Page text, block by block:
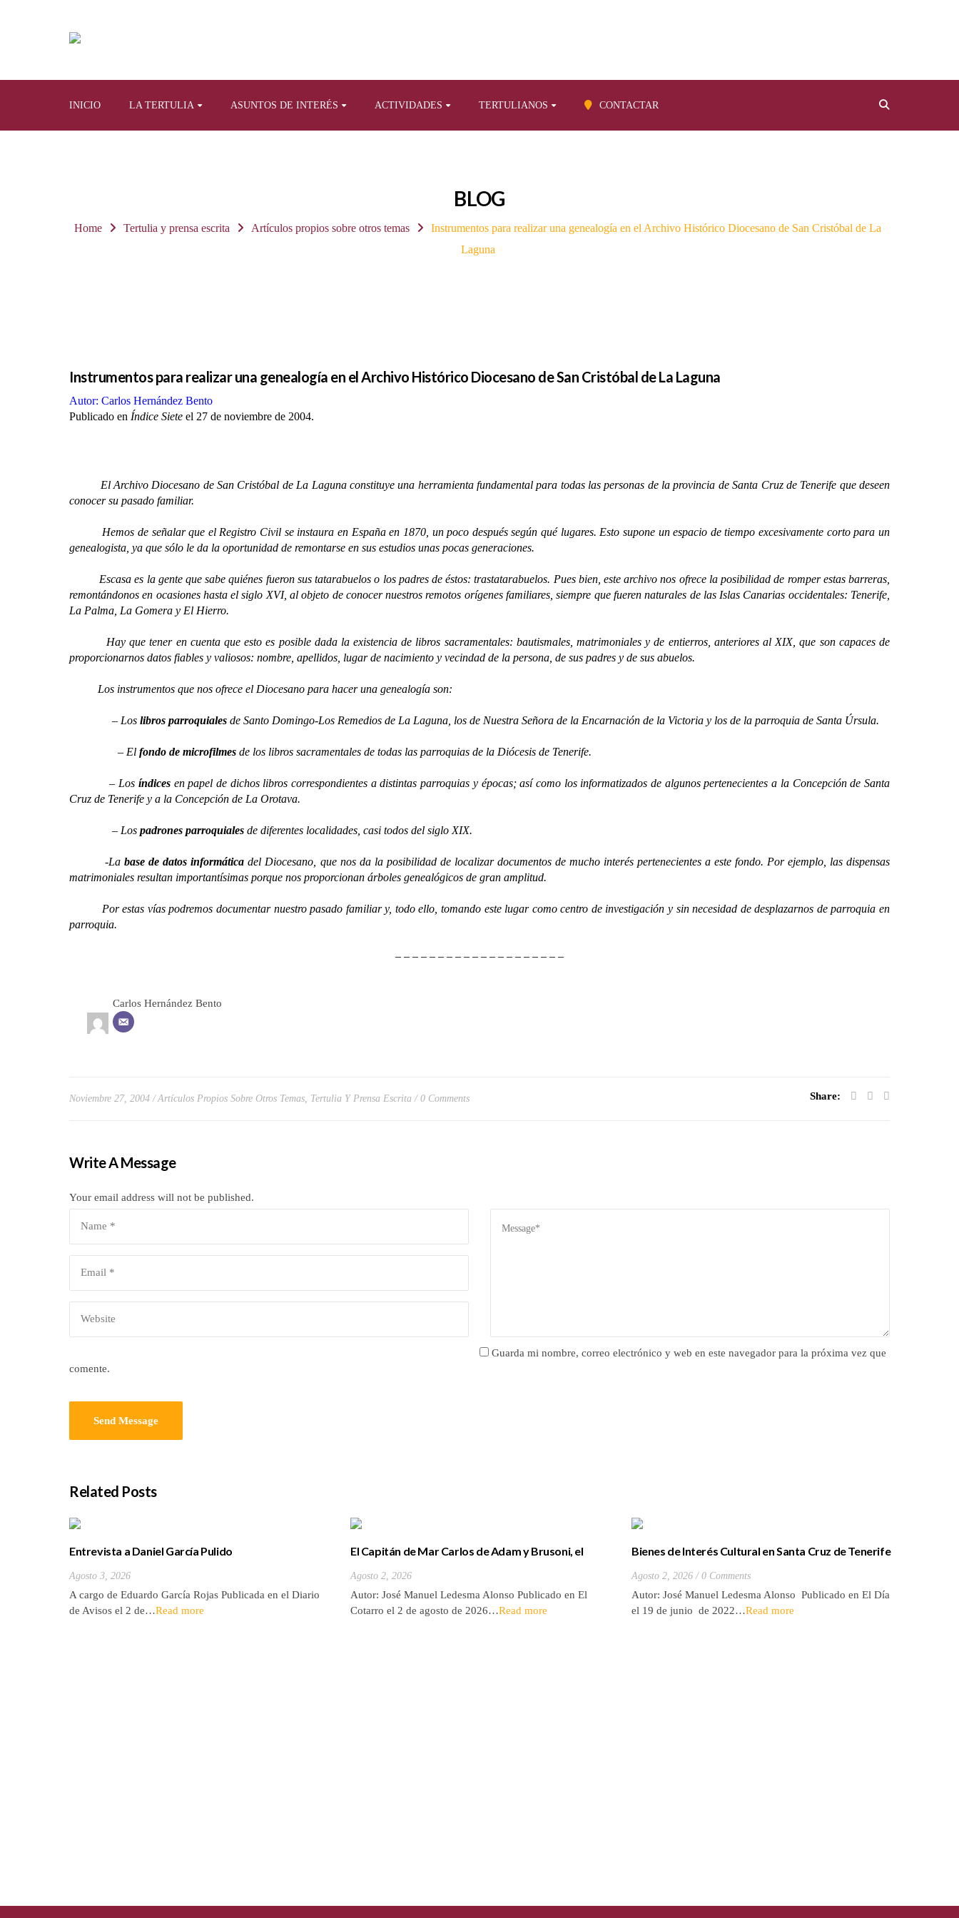
INICIO LA TERTULIA ASUNTOS DE INTERÉS ACTIVIDADES TERTULIANOS CONTACTAR
BLOG
Home Tertulia y prensa escrita Artículos propios sobre otros temas
Instrumentos para realizar una genealogía en el Archivo Histórico Diocesano de San Cristóbal de La
Laguna
Instrumentos para realizar una genealogía en el Archivo Histórico Diocesano de San Cristóbal de La Laguna
Autor: Carlos Hernández Bento
Publicado en Índice Siete el 27 de noviembre de 2004.
El Archivo Diocesano de San Cristóbal de La Laguna constituye una herramienta fundamental para todas las personas de la provincia de Santa Cruz de Tenerife que deseen
conocer su pasado familiar.
Hemos de señalar que el Registro Civil se instaura en España en 1870, un poco después según qué lugares. Esto supone un espacio de tiempo excesivamente corto para un
genealogista, ya que sólo le da la oportunidad de remontarse en sus estudios unas pocas generaciones.
Escasa es la gente que sabe quiénes fueron sus tatarabuelos o los padres de éstos: trastatarabuelos. Pues bien, este archivo nos ofrece la posibilidad de romper estas barreras,
remontándonos en ocasiones hasta el siglo XVI, al objeto de conocer nuestros remotos orígenes familiares, siempre que fueren naturales de las Islas Canarias occidentales: Tenerife,
La Palma, La Gomera y El Hierro.
Hay que tener en cuenta que esto es posible dada la existencia de libros sacramentales: bautismales, matrimoniales y de entierros, anteriores al XIX, que son capaces de
proporcionarnos datos fiables y valiosos: nombre, apellidos, lugar de nacimiento y vecindad de la persona, de sus padres y de sus abuelos.
Los instrumentos que nos ofrece el Diocesano para hacer una genealogía son:
– Los libros parroquiales de Santo Domingo-Los Remedios de La Laguna, los de Nuestra Señora de la Encarnación de la Victoria y los de la parroquia de Santa Úrsula.
– El fondo de microfilmes de los libros sacramentales de todas las parroquias de la Diócesis de Tenerife.
– Los índicesen papel de dichos libros correspondientes a distintas parroquias y épocas; así como los informatizados de algunos pertenecientes a la Concepción de Santa
Cruz de Tenerife y a la Concepción de La Orotava.
– Los padrones parroquiales de diferentes localidades, casi todos del siglo XIX.
-Labase de datos informática del Diocesano, que nos da la posibilidad de localizar documentos de mucho interés pertenecientes a este fondo. Por ejemplo, las dispensas
matrimoniales resultan importantísimas porque nos proporcionan árboles genealógicos de gran amplitud.
Por estas vías podremos documentar nuestro pasado familiar y, todo ello, tomando este lugar como centro de investigación y sin necesidad de desplazarnos de parroquia en
parroquia.
– – – – – – – – – – – – – – – – – – – –
Carlos Hernández Bento
Noviembre 27, 2004 Artículos Propios Sobre Otros Temas Tertulia Y Prensa Escrita 0 Comments Share:
Write A Message
Your email address will not be published.
Guarda mi nombre, correo electrónico y web en este navegador para la próxima vez que
comente.
Related Posts
Entrevista a Daniel García Pulido
Agosto 3, 2026
A cargo de Eduardo García Rojas Publicada en el Diario
de Avisos el 2 de…Read more
El Capitán de Mar Carlos de Adam y Brusoni, el
Agosto 2, 2026
Autor: José Manuel Ledesma Alonso Publicado en El
Cotarro el 2 de agosto de 2026…Read more
Bienes de Interés Cultural en Santa Cruz de Tenerife
Agosto 2, 2026 0 Comments
Autor: José Manuel Ledesma Alonso Publicado en El Día
el 19 de junio de 2022…Read more